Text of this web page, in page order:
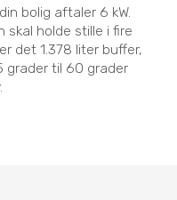
bolig aftaler 6 kW.
skal holde stille i fire
det 1.378 liter buffer,
grader til 60 grader